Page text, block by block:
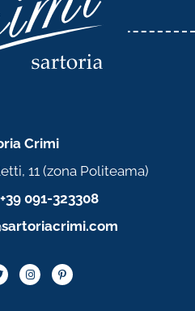
Crimi
11 (zona Politeama)
+39 091-323308